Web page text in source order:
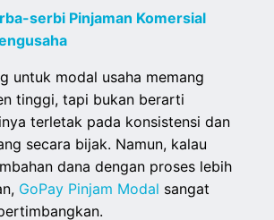
serbi Pinjaman Komersial
untuk modal usaha memang
tinggi, tapi bukan berarti
terletak pada konsistensi dan
secara bijak. Namun, kalau
dana dengan proses lebih
GoPay Pinjam Modal sangat